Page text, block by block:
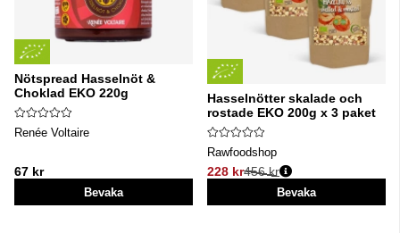
Nötspread Hasselnöt &
Choklad EKO 220g
Renée Voltaire
67 kr
Bevaka
Hasselnötter skalade och
rostade EKO 200g x 3 paket
Rawfoodshop
228 kr
Ordinarie pris:
456 kr
Bevaka